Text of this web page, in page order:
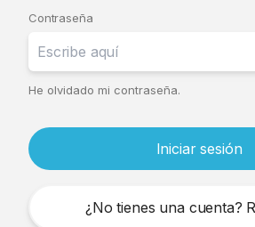
Contraseña
He olvidado mi contraseña.
Iniciar sesión
¿No tienes una cuenta?